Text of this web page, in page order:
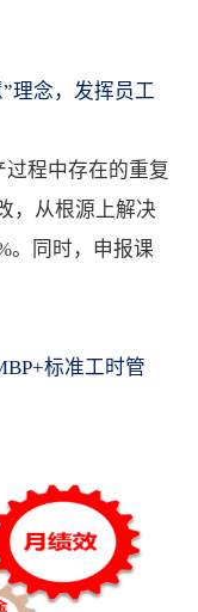
理念，发挥员工
程中存在的重复
，从根源上解决
。同时，申报课
标准工时管